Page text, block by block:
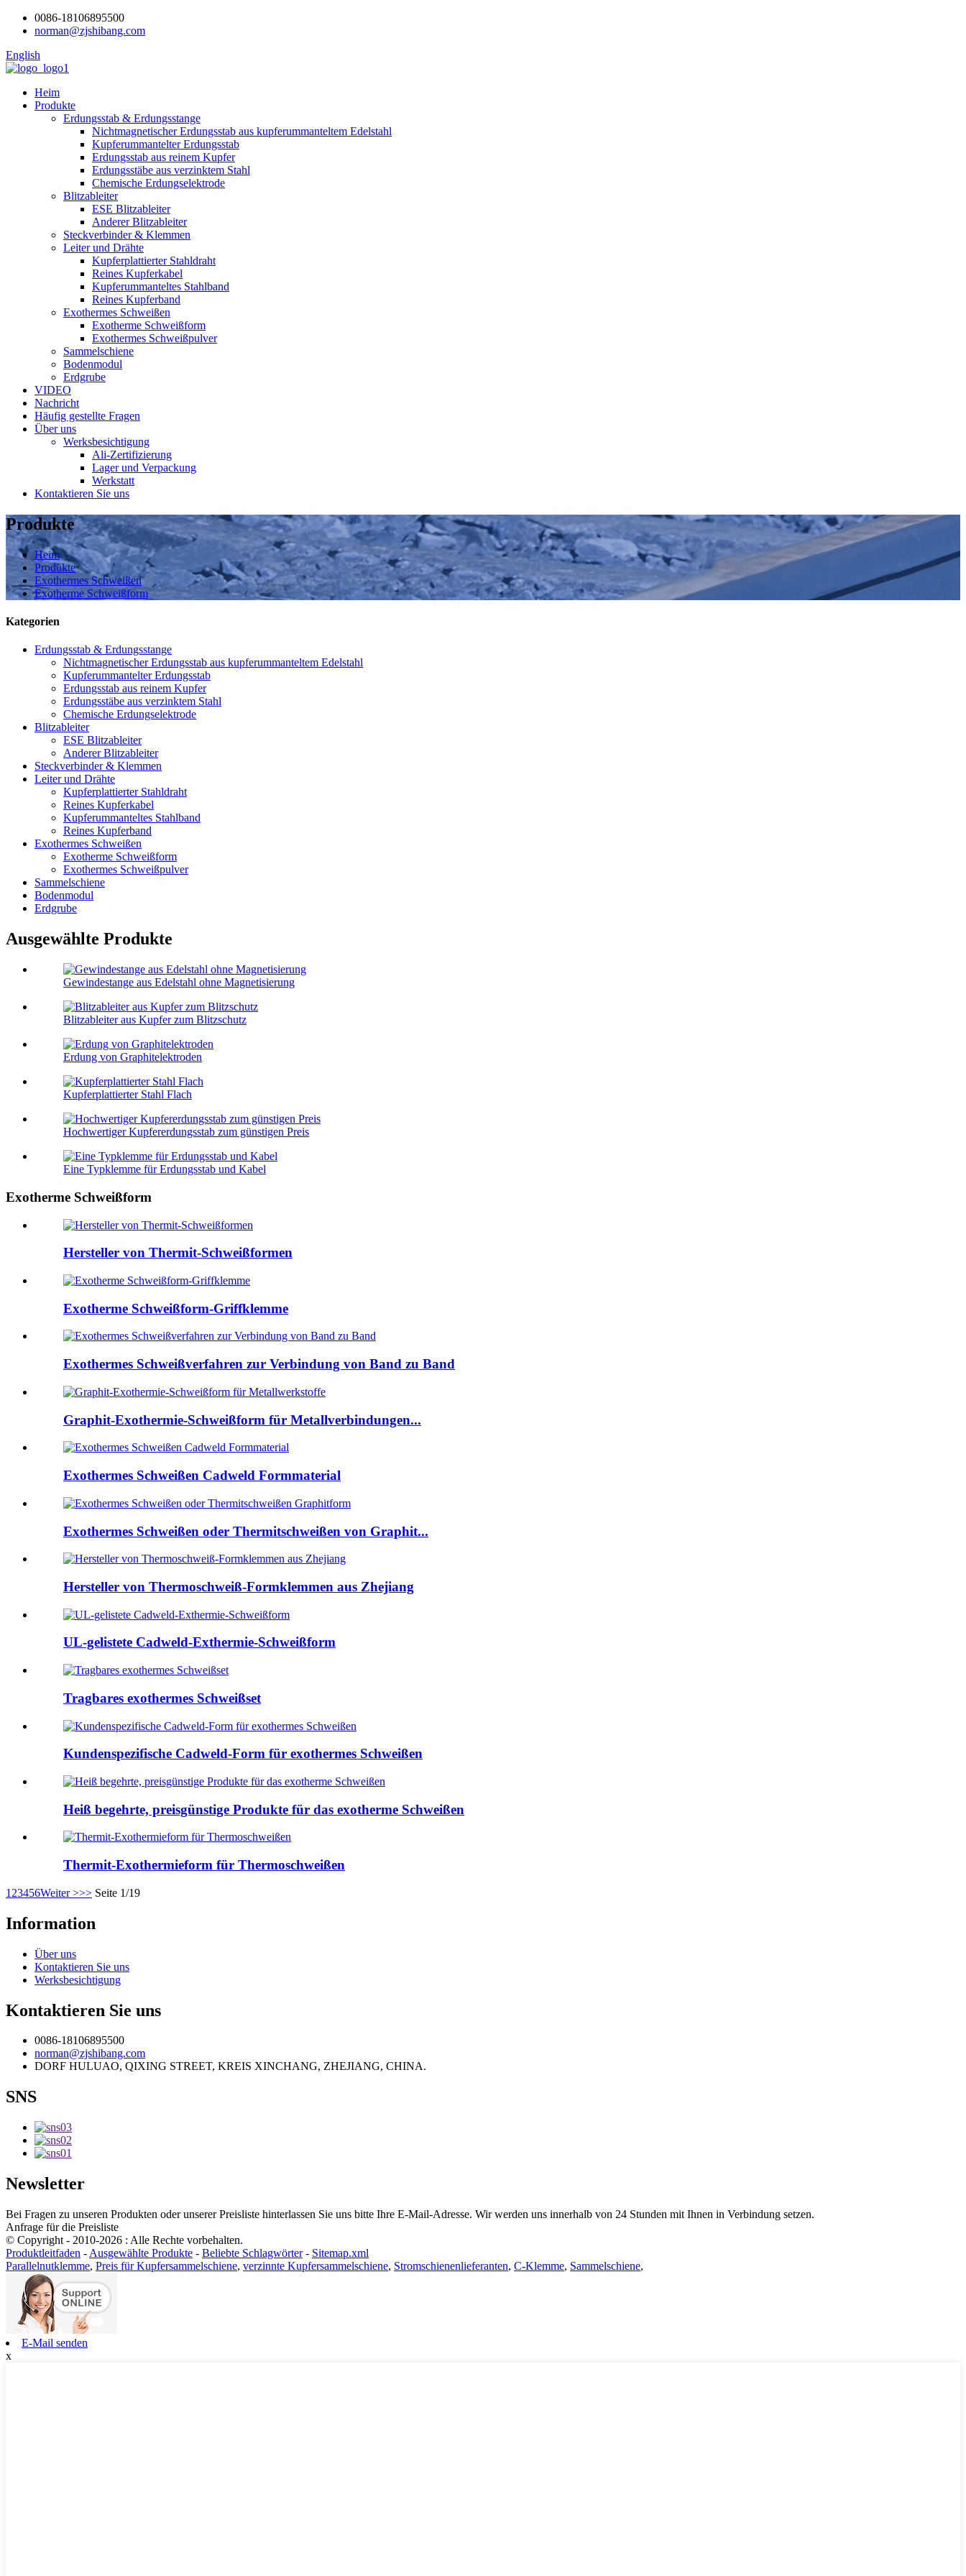
0086-18106895500
norman@zjshibang.com
English
Heim
Produkte
Erdungsstab & Erdungsstange
Nichtmagnetischer Erdungsstab aus kupferummanteltem Edelstahl
Kupferummantelter Erdungsstab
Erdungsstab aus reinem Kupfer
Erdungsstäbe aus verzinktem Stahl
Chemische Erdungselektrode
Blitzableiter
ESE Blitzableiter
Anderer Blitzableiter
Steckverbinder & Klemmen
Leiter und Drähte
Kupferplattierter Stahldraht
Reines Kupferkabel
Kupferummanteltes Stahlband
Reines Kupferband
Exothermes Schweißen
Exotherme Schweißform
Exothermes Schweißpulver
Sammelschiene
Bodenmodul
Erdgrube
VIDEO
Nachricht
Häufig gestellte Fragen
Über uns
Werksbesichtigung
Ali-Zertifizierung
Lager und Verpackung
Werkstatt
Kontaktieren Sie uns
Produkte
Heim
Produkte
Exothermes Schweißen
Exotherme Schweißform
Kategorien
Erdungsstab & Erdungsstange
Nichtmagnetischer Erdungsstab aus kupferummanteltem Edelstahl
Kupferummantelter Erdungsstab
Erdungsstab aus reinem Kupfer
Erdungsstäbe aus verzinktem Stahl
Chemische Erdungselektrode
Blitzableiter
ESE Blitzableiter
Anderer Blitzableiter
Steckverbinder & Klemmen
Leiter und Drähte
Kupferplattierter Stahldraht
Reines Kupferkabel
Kupferummanteltes Stahlband
Reines Kupferband
Exothermes Schweißen
Exotherme Schweißform
Exothermes Schweißpulver
Sammelschiene
Bodenmodul
Erdgrube
Ausgewählte Produkte
Gewindestange aus Edelstahl ohne Magnetisierung
Blitzableiter aus Kupfer zum Blitzschutz
Erdung von Graphitelektroden
Kupferplattierter Stahl Flach
Hochwertiger Kupfererdungsstab zum günstigen Preis
Eine Typklemme für Erdungsstab und Kabel
Exotherme Schweißform
Hersteller von Thermit-Schweißformen
Exotherme Schweißform-Griffklemme
Exothermes Schweißverfahren zur Verbindung von Band zu Band
Graphit-Exothermie-Schweißform für Metallverbindungen...
Exothermes Schweißen Cadweld Formmaterial
Exothermes Schweißen oder Thermitschweißen von Graphit...
Hersteller von Thermoschweiß-Formklemmen aus Zhejiang
UL-gelistete Cadweld-Exthermie-Schweißform
Tragbares exothermes Schweißset
Kundenspezifische Cadweld-Form für exothermes Schweißen
Heiß begehrte, preisgünstige Produkte für das exotherme Schweißen
Thermit-Exothermieform für Thermoschweißen
1 23456Weiter >>> Seite 1/19
Information
Über uns
Kontaktieren Sie uns
Werksbesichtigung
Kontaktieren Sie uns
0086-18106895500
norman@zjshibang.com
DORF HULUAO, QIXING STREET, KREIS XINCHANG, ZHEJIANG, CHINA.
SNS
Newsletter
Bei Fragen zu unseren Produkten oder unserer Preisliste hinterlassen Sie uns bitte Ihre E-Mail-Adresse. Wir werden uns innerhalb von 24 Stunden mit Ihnen in Verbindung setzen.
Anfrage für die Preisliste
© Copyright - 2010-2026 : Alle Rechte vorbehalten.
Produktleitfaden - Ausgewählte Produkte - Beliebte Schlagwörter- Sitemap.xml
Parallelnutklemme, Preis für Kupfersammelschiene, verzinnte Kupfersammelschiene, Stromschienenlieferanten, C-Klemme, Sammelschiene,
E-Mail senden
x